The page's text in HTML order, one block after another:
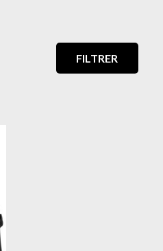
FILTRER